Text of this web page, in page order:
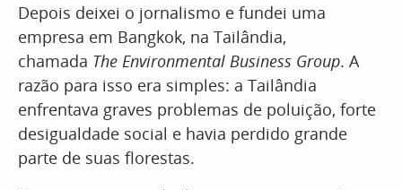
Depois deixei o jornalismo e fundei uma
empresa em Bangkok, na Tailândia,
chamada The Environmental Business Group. A
razão para isso era simples: a Tailândia
enfrentava graves problemas de poluição, forte
desigualdade social e havia perdido grande
parte de suas florestas.